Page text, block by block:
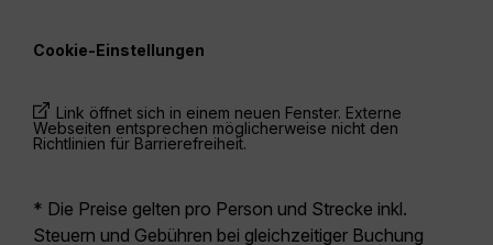
Cookie-Einstellungen
Link öffnet sich in einem neuen Fenster. Externe
Webseiten entsprechen möglicherweise nicht den
Richtlinien für Barrierefreiheit.
* Die Preise gelten pro Person und Strecke inkl.
Steuern und Gebühren bei gleichzeitiger Buchung